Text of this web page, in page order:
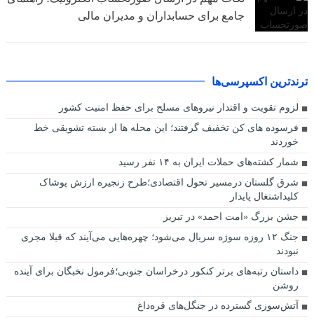
جامع برای حسابداران و مدیران مالی
ترندترین اکسپرسی‌ها
لزوم تقویت و اقتدار نیروهای مسلح برای حفظ امنیت کشور
فرسوده های کن تخفیف گرفتند؛ این محله ها از بسته تشویقی خط
خوردند
شمار کشته‌های حملات ایران به ۱۴ نفر رسید
شرق گلستان درمسیر تحول اقتصادی؛طرح زنجیره ارزش پوشاک
کلیداشتغال پایدار
جشن بزرگ «امت احمد» در تبریز
جنگ ۱۲ روزه سوژه سریال می‌شود؛ چهره‌هایی می‌آیند که قبلا مجری
نبودند
داستان رتبه‌های برتر کنکور درخراسان جنوبی؛فرمول نخبگان برای آینده
روشن
آتش‌سوزی گسترده در جنگل‌های قره‌داغ